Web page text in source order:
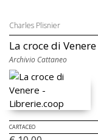
Charles Plisnier
La croce di Venere
Archivio Cattaneo
CARTACEO